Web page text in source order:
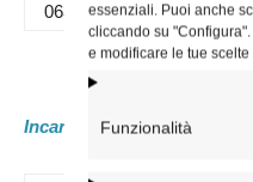
essenziali. Puoi anche
cliccando su
e modificare le tue
Funzionalità
0630151
Incaricati attuali: